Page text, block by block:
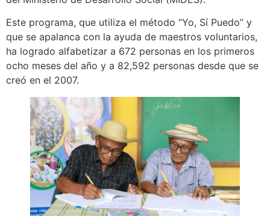
Este programa, que utiliza el método “Yo, Sí Puedo” y
que se apalanca con la ayuda de maestros voluntarios,
ha logrado alfabetizar a 672 personas en los primeros
ocho meses del año y a 82,592 personas desde que se
creó en el 2007.